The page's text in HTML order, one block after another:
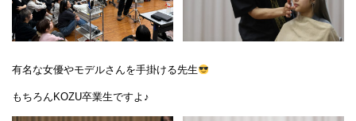
有名な女優やモデルさんを手掛ける先生
もちろんKOZU卒業生ですよ♪